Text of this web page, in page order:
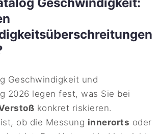
Geschwindigkeit:
Geschwindigkeit und
2026 legen fest, was Sie bei
konkret riskieren.
ob die Messung innerorts oder